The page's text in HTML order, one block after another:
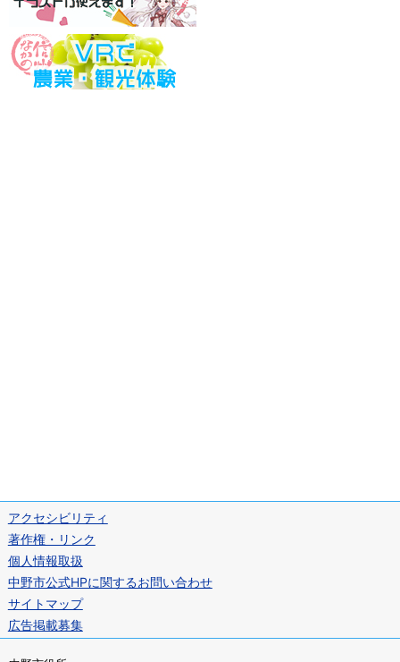
アクセシビリティ
著作権・リンク
個人情報取扱
中野市公式HPに関するお問い合わせ
サイトマップ
広告掲載募集